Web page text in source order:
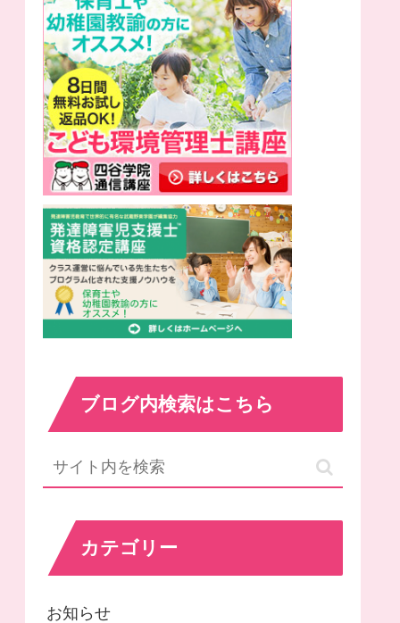
ブログ内検索はこちら
カテゴリー
お知らせ